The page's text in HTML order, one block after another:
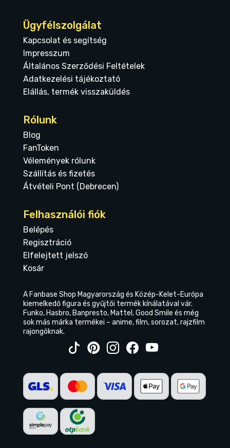
Ügyfélszolgálat
Kapcsolat és segítség
Impresszum
Általános Szerződési Feltételek
Adatkezelési tájékoztató
Elállás, termék visszaküldés
Rólunk
Blog
FanToken
Vélemények rólunk
Szállítás és fizetés
Átvételi Pont (Debrecen)
Felhasználói fiók
Belépés
Regisztráció
Elfelejtett jelszó
Kosár
A Fanbase Shop Magyarország és Közép-Kelet-Európa
kiemelkedő figura és gyűjtői termék kínálatával vár.
Funko, Hasbro, Banpresto, Mattel, Good Smile és még
sok más márka termékei – anime, film, sorozat, rajzfilm
rajongóknak.